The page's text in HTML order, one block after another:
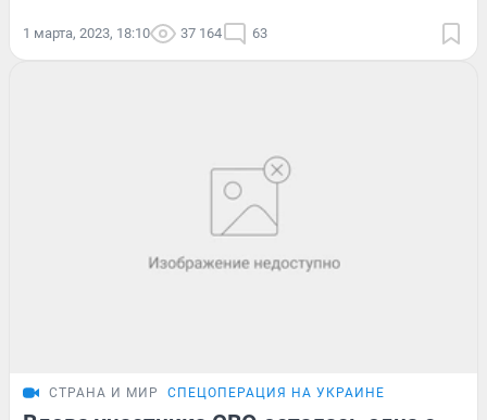
1 марта, 2023, 18:10 37 164 63
СТРАНА И МИР СПЕЦОПЕРАЦИЯ НА УКРАИНЕ